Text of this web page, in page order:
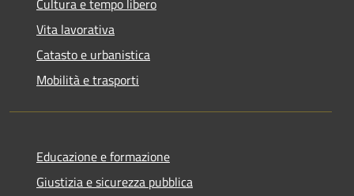
Vita lavorativa
Catasto e urbanistica
Mobilità e trasporti
Educazione e formazione
Giustizia e sicurezza pubblica